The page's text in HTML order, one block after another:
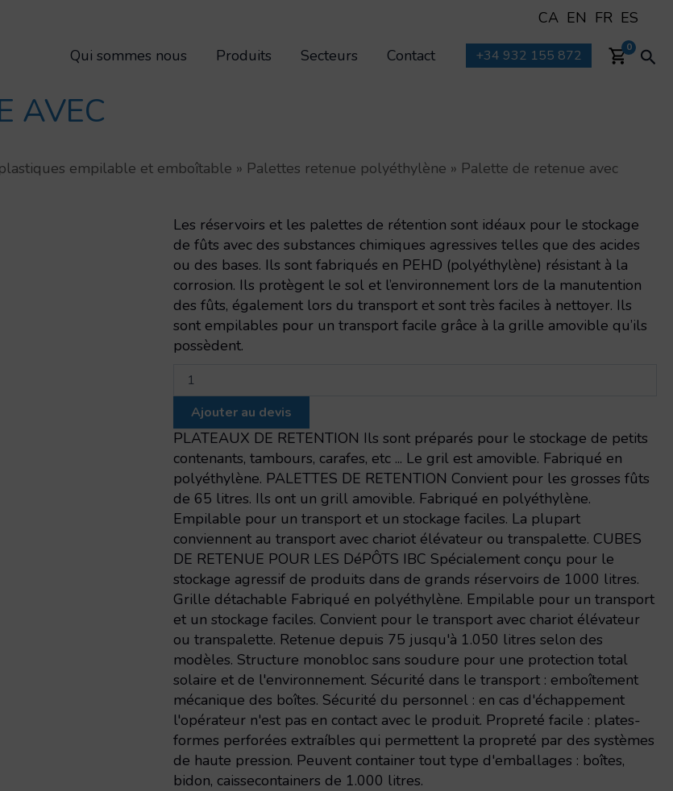
CA EN FR ES
Qui sommes nous
Produits Secteurs Contact +34 932 155 872 0
AVEC
empilable et emboîtable » Palettes retenue polyéthylène » Palette de retenue avec
Les réservoirs et les palettes de rétention sont idéaux pour le stockage
de fûts avec des substances chimiques agressives telles que des acides
ou des bases. Ils sont fabriqués en PEHD (polyéthylène) résistant à la
corrosion. Ils protègent le sol et l’environnement lors de la manutention
des fûts, également lors du transport et sont très faciles à nettoyer. Ils
sont empilables pour un transport facile grâce à la grille amovible qu’ils
possèdent.
retenue
avec
surface
alvéolée
Ajouter au devis
PLATEAUX DE RETENTION Ils sont préparés pour le stockage de petits
contenants, tambours, carafes, etc ... Le gril est amovible. Fabriqué en
polyéthylène. PALETTES DE RETENTION Convient pour les grosses fûts
de 65 litres. Ils ont un grill amovible. Fabriqué en polyéthylène.
Empilable pour un transport et un stockage faciles. La plupart
conviennent au transport avec chariot élévateur ou transpalette. CUBES
DE RETENUE POUR LES DéPÔTS IBC Spécialement conçu pour le
stockage agressif de produits dans de grands réservoirs de 1000 litres.
Grille détachable Fabriqué en polyéthylène. Empilable pour un transport
et un stockage faciles. Convient pour le transport avec chariot élévateur
ou transpalette. Retenue depuis 75 jusqu'à 1.050 litres selon des
modèles. Structure monobloc sans soudure pour une protection total
solaire et de l'environnement. Sécurité dans le transport : emboîtement
mécanique des boîtes. Sécurité du personnel : en cas d'échappement
l'opérateur n'est pas en contact avec le produit. Propreté facile : plates-
formes perforées extraíbles qui permettent la propreté par des systèmes
de haute pression. Peuvent container tout type d'emballages : boîtes,
bidon, caissecontainers de 1.000 litres.